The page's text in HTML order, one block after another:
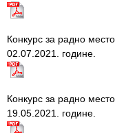
Конкурс за радно
02.07.2021. године.
Конкурс за радно
19.05.2021. године.